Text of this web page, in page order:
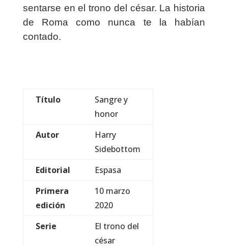
sentarse en el trono del césar. La historia
de Roma como nunca te la habían
contado.
Título
Sangre y
honor
Autor
Harry
Sidebottom
Editorial
Espasa
Primera
edición
10 marzo
2020
Serie
El trono del
césar